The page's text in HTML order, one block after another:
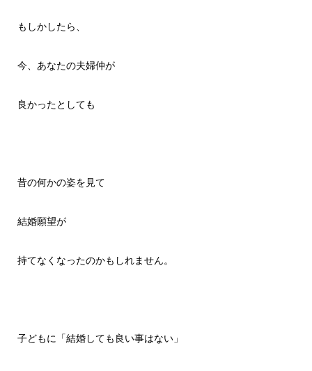
もしかしたら、
今、あなたの夫婦仲が
良かったとしても
昔の何かの姿を見て
結婚願望が
持てなくなったのかもしれません。
子どもに「結婚しても良い事はない」